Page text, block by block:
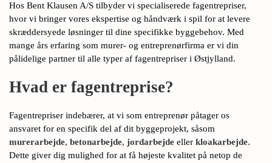
Hos Bent Klausen A/S tilbyder vi specialiserede fagentrepriser,
hvor vi bringer vores ekspertise og håndværk i spil for at levere
skræddersyede løsninger til dine specifikke byggebehov. Med
mange års erfaring som murer- og entreprenørfirma er vi din
pålidelige partner til alle typer af fagentrepriser i Østjylland.
Hvad er fagentreprise?
Fagentrepriser indebærer, at vi som entreprenør påtager os
ansvaret for en specifik del af dit byggeprojekt, såsom
murerarbejde, betonarbejde, jordarbejde eller kloakarbejde.
Dette giver dig mulighed for at få højeste kvalitet på netop de